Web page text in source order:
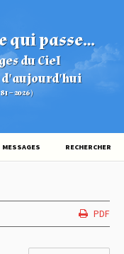
qui passe...
du Ciel
d'aujourd'hui
– 2026)
MESSAGES RECHERCHER
PDF